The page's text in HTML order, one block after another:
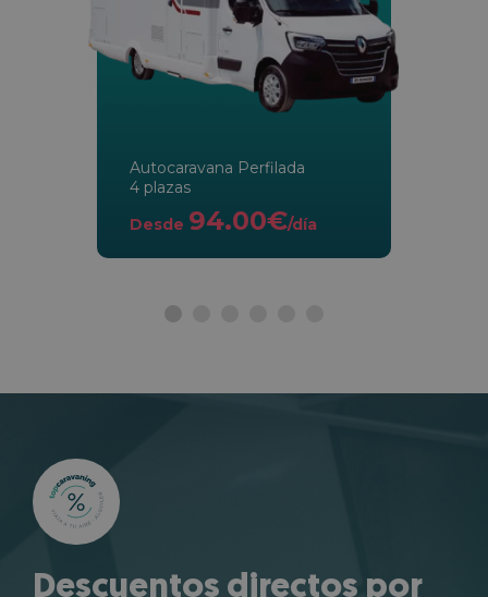
Autocaravana Perfilada
4 plazas
Desde 94.00€/día
Descuentos directos por